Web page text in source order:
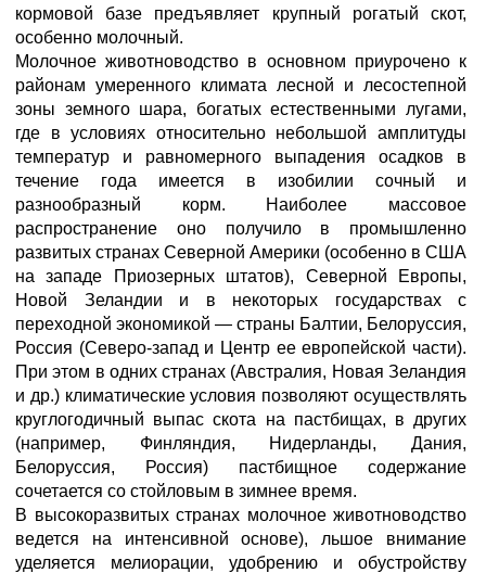
кормовой базе предъявляет крупный рогатый скот,
особенно молочный.
Молочное животноводство в основном приурочено к
районам умеренного климата лесной и лесостепной
зоны земного шара, богатых естественными лугами,
где в условиях относительно небольшой амплитуды
температур и равномерного выпадения осадков в
течение года имеется в изобилии сочный и
разнообразный корм. Наиболее массовое
распространение оно получило в промышленно
развитых странах Северной Америки (особенно в США
на западе Приозерных штатов), Северной Европы,
Новой Зеландии и в некоторых государствах с
переходной экономикой — страны Балтии, Белоруссия,
Россия (Северо-запад и Центр ее европейской части).
При этом в одних странах (Австралия, Новая Зеландия
и др.) климатические условия позволяют осуществлять
круглогодичный выпас скота на пастбищах, в других
(например, Финляндия, Нидерланды, Дания,
Белоруссия, Россия) пастбищное содержание
сочетается со стойловым в зимнее время.
В высокоразвитых странах молочное животноводство
ведется на интенсивной основе), льшое внимание
уделяется мелиорации, удобрению и обустройству